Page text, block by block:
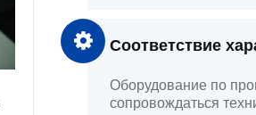
Соответствие
Оборудование по
сопровождаться